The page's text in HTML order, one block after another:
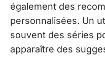
également des
personnalisées. Un
souvent des séries
apparaître des